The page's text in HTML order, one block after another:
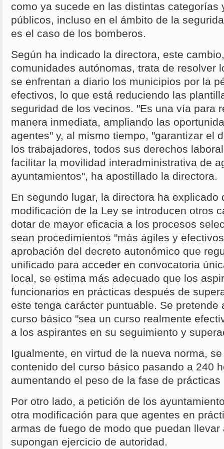
como ya sucede en las distintas categorías
públicos, incluso en el ámbito de la
es el caso de los bomberos.
Según ha indicado la directora, este
comunidades autónomas, trata de resolver
se enfrentan a diario los municipios por la
efectivos, lo que está reduciendo las
seguridad de los vecinos. "Es una vía para
manera inmediata, ampliando las
agentes" y, al mismo tiempo, "garantizar el
los trabajadores, todos sus derechos
facilitar la movilidad interadministrativa de
ayuntamientos", ha apostillado la directora.
En segundo lugar, la directora ha explicado
modificación de la Ley se introducen otros
dotar de mayor eficacia a los procesos
sean procedimientos "más ágiles y
aprobación del decreto autonómico que
unificado para acceder en convocatoria
local, se estima más adecuado que los
funcionarios en prácticas después de
este tenga carácter puntuable. Se pretende
curso básico "sea un curso realmente
a los aspirantes en su seguimiento y
Igualmente, en virtud de la nueva norma,
contenido del curso básico pasando a 240
aumentando el peso de la fase de
Por otro lado, a petición de los
otra modificación para que agentes en
armas de fuego de modo que puedan
supongan ejercicio de autoridad.